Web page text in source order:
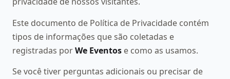
Este documento de Política de Privacidade contém
tipos de informações que são coletadas e
registradas porWe Eventos e como as usamos.
Se você tiver perguntas adicionais ou precisar de